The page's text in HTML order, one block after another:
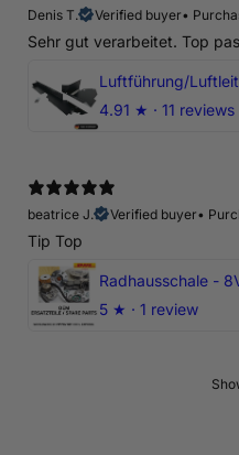
Denis T.
Verified buyer•
Sehr gut verarbeitet. Top
4.91 ★ · 11 reviews
beatrice J.
Verified buyer•
Tip Top
5 ★ · 1 review